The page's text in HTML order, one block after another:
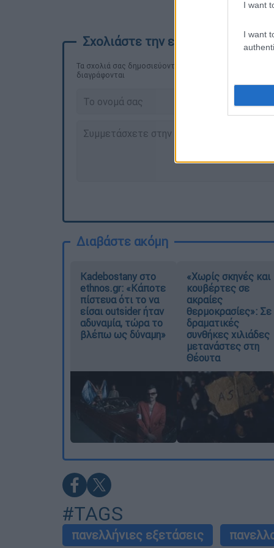
I want
I want
Τα σχολιά σας δημοσιεύονται άμεσα με δική σας
διαγράφονται
Διαβάστε ακόμη
Kadebostany στο
ethnos.gr: «Κάποτε
πίστευα ότι το να
είσαι outsider ήταν
αδυναμία, τώρα το
βλέπω ως δύναμη»
«Χωρίς σκηνές και
κουβέρτες σε
ακραίες
θερμοκρασίες»: Σε
δραματικές
συνθήκες χιλιάδες
μετανάστες στη
Θέουτα
#TAGS
πανελλήνιες εξετάσεις